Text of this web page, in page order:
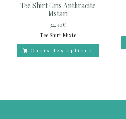
Tee Shirt Gris Anthracite
Mstari
34,90€
Tee Shirt Mixte
Choix des options